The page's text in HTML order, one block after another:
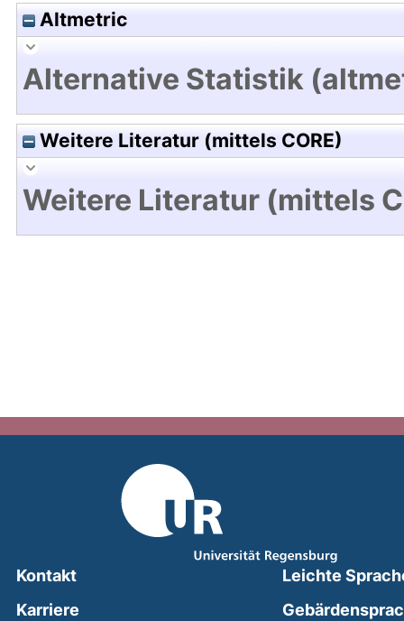
Altmetric
Alternative Statistik
Weitere Literatur (mittels CORE)
Weitere Literatur (mittels
Kontakt
Karriere
Leichte